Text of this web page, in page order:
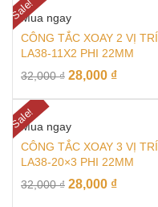
Sale!
Mua ngay
CÔNG TẮC XOAY 2 VỊ TRÍ
LA38-11X2 PHI 22MM
32,000₫ 28,000 ₫
Sale!
Mua ngay
CÔNG TẮC XOAY 3 VỊ TRÍ
LA38-20×3 PHI 22MM
32,000₫ 28,000 ₫